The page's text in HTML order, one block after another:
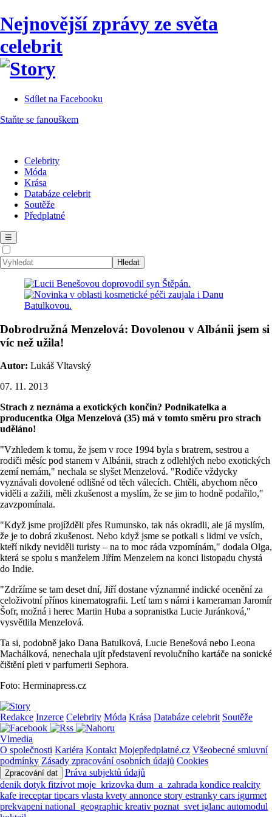
Nejnovější zprávy ze světa
celebrit
Sdílet na Facebooku
Staňte se fanouškem
Celebrity
Móda
Krása
Databáze celebrit
Soutěže
Předplatné
☰
Dobrodružná Menzelová: Dovolenou v Albánii jsem si
víc než užila!
Autor: Lukáš Vltavský
07. 11. 2013
Strach z neznáma a exotických končin? Podnikatelka a
producentka Olga Menzelová (35) má v tomto směru pro strach
uděláno!
"Vzhledem k tomu, že jsem v roce 1994 byla s bratrem, sestrou a
rodiči měsíc pod stanem v Albánii, strach z odlehlých nebo exotických
zemí nemám," nechala se slyšet Menzelová. "Rodiče vždycky
vyznávali dovolené odlišné od těch válecích. Chtěli, abychom něco
viděli a zažili, měli zkušenost a myslím, že se jim to hodně podařilo,"
zavzpomínala.
"Když jsme projížděli přes Rumunsko, tak nás okradli, ale já myslím,
že je to dobrá zkušenost. Nebo když jsme se potkali s lidmi ve vsích,
kteří nikdy neviděli turisty – na to moc ráda vzpomínám," dodala Olga,
která se spolu s manželem Jiřím Menzelem na konci listopadu chystá
do Indie.
"Zdržíme se tam deset dní, Jiří dostane významné indické ocenění za
celoživotní přínos kinematografii. Letí tam s námi i kameraman Jaromír
Šofr, možná i herec Martin Huba a sopranistka Lucie Juránková,"
vysvětlila Menzelová.
Ta si, podobně jako Dana Batulková, Lucie Benešová nebo Leona
Machálková, nenechala ujít představení revolučního kartáče na sonické
čištění pleti v parfumerii Sephora.
Foto: Herminapress.cz
Redakce Inzerce Celebrity Móda Krása Databáze celebrit Soutěže
Vlmedia
O společnosti Kariéra Kontakt Mojepředplatné.cz Všeobecné smluvní
podmínky Zásady zpracování osobních údajů Cookies
Zpracování dat
Práva subjektů údajů
denik dotyk fitzivot moje_krizovka dum_a_zahrada kondice realcity
kafe ireceptartipcars vlasta kvety annonce story estranky cars igurmet
prekvapeni national_geographic kreativ poznat_svet iglanc automodul